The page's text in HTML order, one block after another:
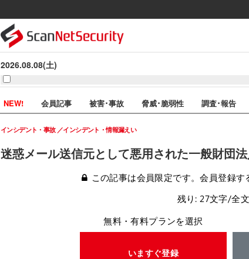
2026.08.08(土)
NEW! 会員記事 被害･事故 脅威･脆弱性 調査･報告
迷惑メール送信元として悪用された一般財団
インシデント・事故 インシデント・情報漏えい
この記事は会員限定です。会員登録
残り: 27文字/全
無料・有料プランを選択
いますぐ登録